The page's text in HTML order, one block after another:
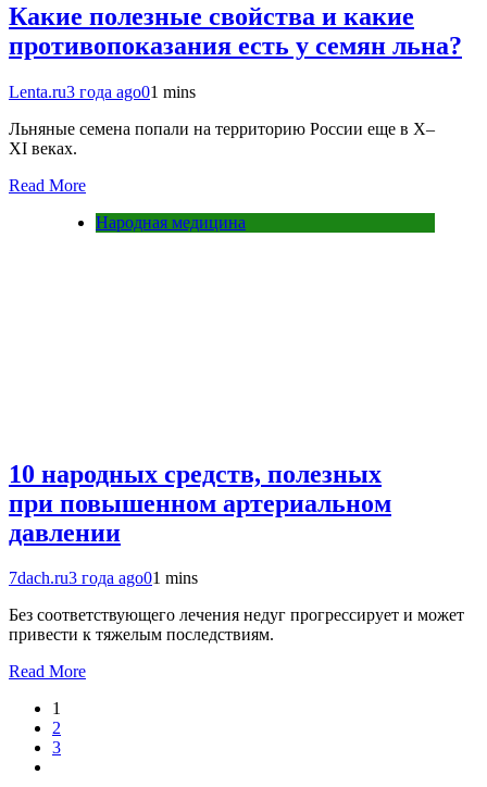
Какие полезные свойства и какие
противопоказания есть у семян льна?
Lenta.ru3 года ago01 mins
Льняные семена попали на территорию России еще в X–
XI веках.
Read More
Народная медицина
10 народных средств, полезных
при повышенном артериальном
давлении
7dach.ru3 года ago01 mins
Без соответствующего лечения недуг прогрессирует и может
привести к тяжелым последствиям.
Read More
1
2
3